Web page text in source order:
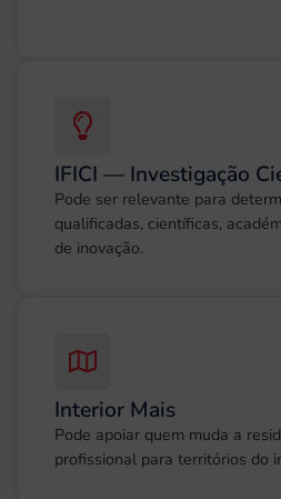
IFICI — Investigação
Pode ser relevante para
qualificadas, científicas,
de inovação.
Interior Mais
Pode apoiar quem muda a
profissional para territórios do